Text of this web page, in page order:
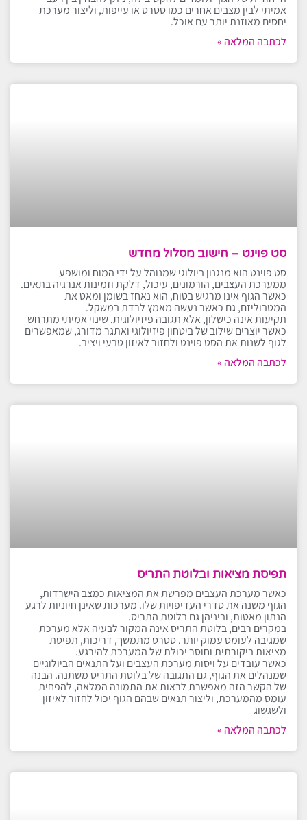
אמיתי לבין מצבים אחרים כמו סטרס או עייפות, וליצור מערכת
יחסים מאוזנת יותר עם אוכל.
לכתבה המלאה »
סט פוינט – חישוב מסלול מחדש
סט פוינט הוא מנגנון ביולוגי שמנוהל על ידי המוח ומושפע
ממערכת העצבים, הורמונים, עיכול, דלקת וזמינות אנרגיה בתאים.
כאשר הגוף אינו מרגיש בטוח, הוא נאחז בשומן ומאט את
המטבוליזם, גם כאשר נעשה מאמץ לרדת במשקל.
תקיעות אינה כישלון, אלא תגובה פיזיולוגית. שינוי אמיתי מתרחש
כאשר יוצרים שילוב של ביטחון פיזיולוגי ואתגר מדורג, שמאפשרים
לגוף לשנות את הסט פוינט ולחזור לאיזון טבעי ויציב.
לכתבה המלאה »
תפיסת מציאות ובלוטת התריס
כאשר מערכת העצבים מפרשת את המציאות כמצב הישרדות,
הגוף משנה את סדרי העדיפויות שלו. מערכות שאינן חיוניות לרגע
הנתון מאטות, וביניהן גם בלוטת התריס.
במקרים רבים, בלוטת התריס אינה המקור לבעיה אלא מערכת
שמגיבה לעומס עמוק יותר. סטרס מתמשך, דריכות, תפיסת
מציאות ביקורתית וחוסר יכולת של המערכת להירגע.
כאשר עובדים על ויסות מערכת העצבים ועל התנאים הביולוגיים
שמנהלים את הגוף, גם התגובה של בלוטת התריס משתנה. הבנה
של הקשר הזה מאפשרת לראות את התמונה המלאה, להפחית
עומס מהמערכת, וליצור תנאים שבהם הגוף יכול לחזור לאיזון
ולשגשוג
לכתבה המלאה »